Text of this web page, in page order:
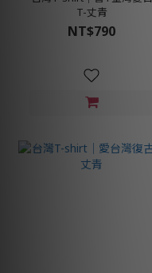
T-丈青
NT$790